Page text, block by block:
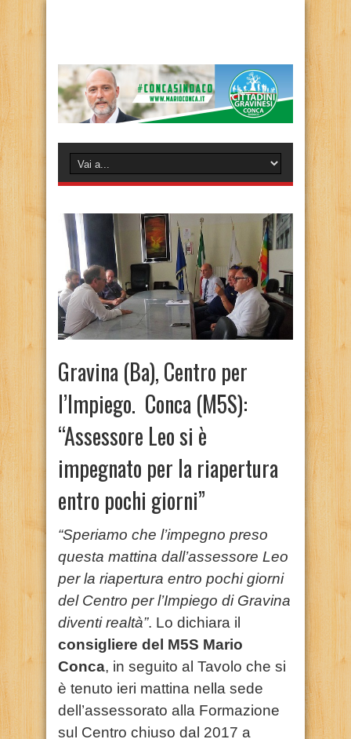
Gravina (Ba), Centro per
l’Impiego. Conca (M5S):
“Assessore Leo si è
impegnato per la riapertura
entro pochi giorni”
“Speriamo che l’impegno preso
questa mattina dall’assessore Leo
per la riapertura entro pochi giorni
del Centro per l’Impiego di Gravina
diventi realtà”. Lo dichiara il
consigliere del M5S Mario
Conca, in seguito al Tavolo che si
è tenuto ieri mattina nella sede
dell’assessorato alla Formazione
sul Centro chiuso dal 2017 a